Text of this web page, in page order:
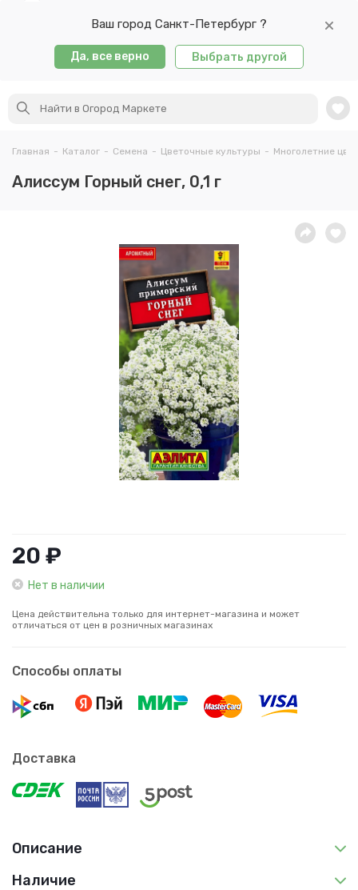
Ваш город Санкт-Петербург ?
Да, все верно Выбрать другой
Главная - Каталог - Семена - Цветочные культуры - Многолетние
Алиссум Горный снег, 0,1 г
20 ₽
Нет в наличии
Цена действительна только для интернет-магазина и может
отличаться от цен в розничных магазинах
Способы оплаты
Доставка
Описание
Наличие